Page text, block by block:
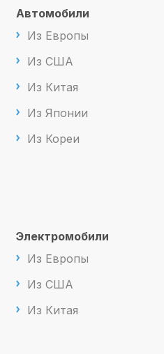
Автомобили
Из Европы
Из США
Из Китая
Из Японии
Из Кореи
Электромобили
Из Европы
Из США
Из Китая